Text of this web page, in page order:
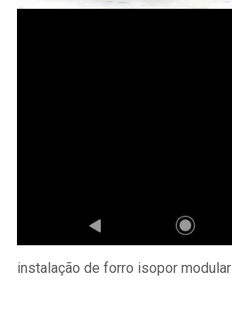
instalação de forro isopor modular